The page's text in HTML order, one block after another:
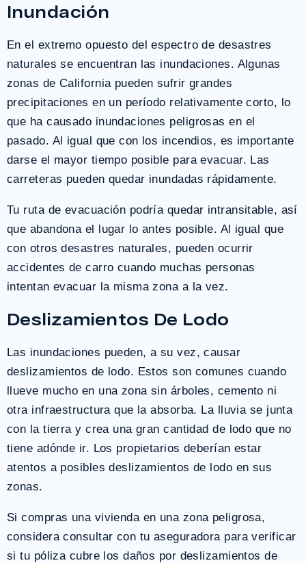
Inundación
En el extremo opuesto del espectro de desastres
naturales se encuentran las inundaciones. Algunas
zonas de California pueden sufrir grandes
precipitaciones en un período relativamente corto, lo
que ha causado inundaciones peligrosas en el
pasado. Al igual que con los incendios, es importante
darse el mayor tiempo posible para evacuar. Las
carreteras pueden quedar inundadas rápidamente.
Tu ruta de evacuación podría quedar intransitable, así
que abandona el lugar lo antes posible. Al igual que
con otros desastres naturales, pueden ocurrir
accidentes de carro cuando muchas personas
intentan evacuar la misma zona a la vez.
Deslizamientos De Lodo
Las inundaciones pueden, a su vez, causar
deslizamientos de lodo. Estos son comunes cuando
llueve mucho en una zona sin árboles, cemento ni
otra infraestructura que la absorba. La lluvia se junta
con la tierra y crea una gran cantidad de lodo que no
tiene adónde ir. Los propietarios deberían estar
atentos a posibles deslizamientos de lodo en sus
zonas.
Si compras una vivienda en una zona peligrosa,
considera consultar con tu aseguradora para verificar
si tu póliza cubre los daños por deslizamientos de